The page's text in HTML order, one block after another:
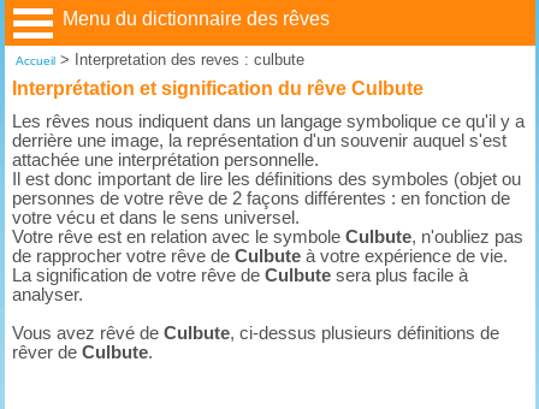
Menu du dictionnaire des rêves
Accueil> Interpretation des reves : culbute
Interprétation et signification du rêve Culbute
Les rêves nous indiquent dans un langage symbolique ce qu'il y a
derrière une image, la représentation d'un souvenir auquel s'est
attachée une interprétation personnelle.
Il est donc important de lire les définitions des symboles (objet ou
personnes de votre rêve de 2 façons différentes : en fonction de
votre vécu et dans le sens universel.
Votre rêve est en relation avec le symboleCulbute, n'oubliez pas
de rapprocher votre rêve deCulbute à votre expérience de vie.
La signification de votre rêve deCulbute sera plus facile à
analyser.
Vous avez rêvé deCulbute, ci-dessus plusieurs définitions de
rêver deCulbute.